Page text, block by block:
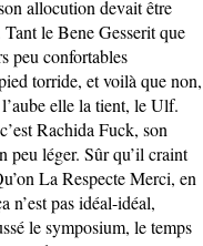
allocution devait être
le Bene Gesserit que
peu confortables
torride, et voilà que non,
elle la tient, le Ulf.
Rachida Fuck, son
peu léger. Sûr qu’il craint
La Respecte Merci, en
n’est pas idéal-idéal,
le symposium, le temps